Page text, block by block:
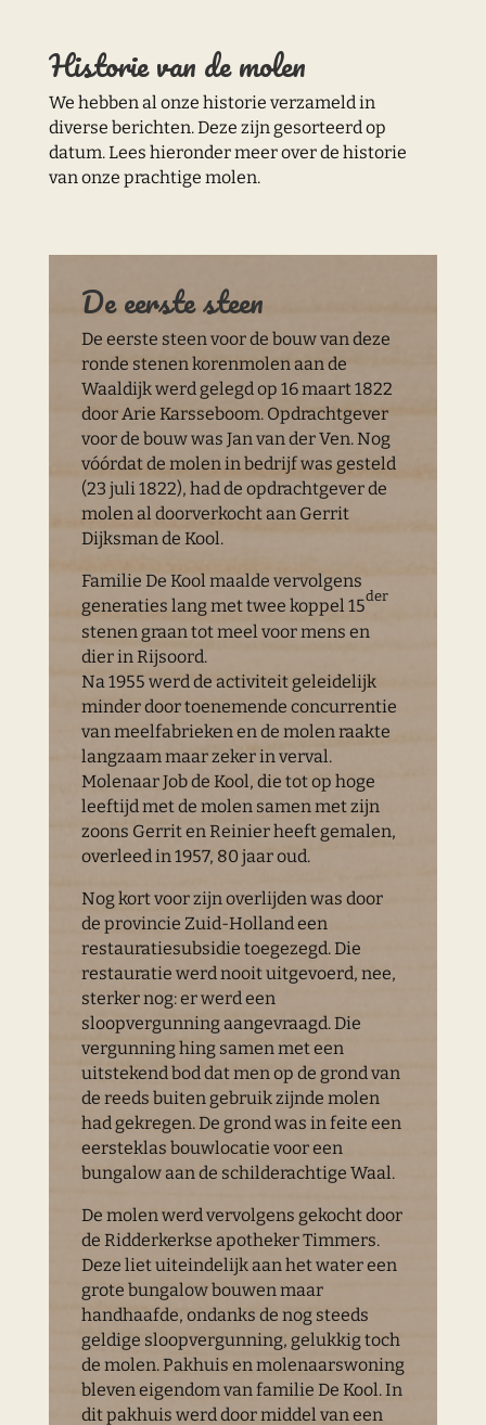
Historie van de molen
We hebben al onze historie verzameld in
diverse berichten. Deze zijn gesorteerd op
datum. Lees hieronder meer over de historie
van onze prachtige molen.
De eerste steen
De eerste steen voor de bouw van deze
ronde stenen korenmolen aan de
Waaldijk werd gelegd op 16 maart 1822
door Arie Karsseboom. Opdrachtgever
voor de bouw was Jan van der Ven. Nog
vóórdat de molen in bedrijf was gesteld
(23 juli 1822), had de opdrachtgever de
molen al doorverkocht aan Gerrit
Dijksman de Kool.
Familie De Kool maalde vervolgens
generaties lang met twee koppel 15der
stenen graan tot meel voor mens en
dier in Rijsoord.
Na 1955 werd de activiteit geleidelijk
minder door toenemende concurrentie
van meelfabrieken en de molen raakte
langzaam maar zeker in verval.
Molenaar Job de Kool, die tot op hoge
leeftijd met de molen samen met zijn
zoons Gerrit en Reinier heeft gemalen,
overleed in 1957, 80 jaar oud.
Nog kort voor zijn overlijden was door
de provincie Zuid-Holland een
restauratiesubsidie toegezegd. Die
restauratie werd nooit uitgevoerd, nee,
sterker nog: er werd een
sloopvergunning aangevraagd. Die
vergunning hing samen met een
uitstekend bod dat men op de grond van
de reeds buiten gebruik zijnde molen
had gekregen. De grond was in feite een
eersteklas bouwlocatie voor een
bungalow aan de schilderachtige Waal.
De molen werd vervolgens gekocht door
de Ridderkerkse apotheker Timmers.
Deze liet uiteindelijk aan het water een
grote bungalow bouwen maar
handhaafde, ondanks de nog steeds
geldige sloopvergunning, gelukkig toch
de molen. Pakhuis en molenaarswoning
bleven eigendom van familie De Kool. In
dit pakhuis werd door middel van een